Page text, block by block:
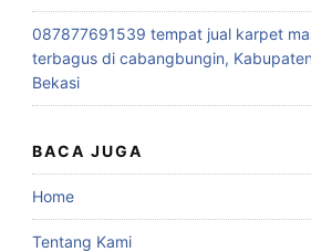
087877691539 tempat jual karpet
terbagus di cabangbungin, Kabupaten
Bekasi
BACA JUGA
Home
Tentang Kami